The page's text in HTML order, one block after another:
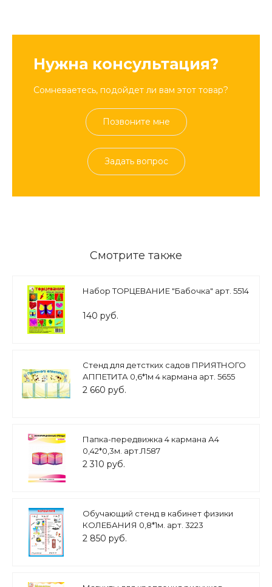
Нужна консультация?
Сомневаетесь, подойдет ли вам этот товар?
Позвоните мне
Задать вопрос
Смотрите также
Набор ТОРЦЕВАНИЕ "Бабочка" арт. 5514
140 руб.
Стенд для детстких садов ПРИЯТНОГО
АППЕТИТА 0,6*1м 4 кармана арт. 5655
2 660 руб.
Папка-передвижка 4 кармана А4
0,42*0,3м. арт.Л587
2 310 руб.
Обучающий стенд в кабинет физики
КОЛЕБАНИЯ 0,8*1м. арт. 3223
2 850 руб.